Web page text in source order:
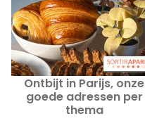
Ontbijt in Parijs, onze
goede adressen per
thema